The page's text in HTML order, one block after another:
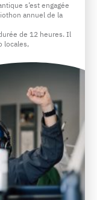
s’est engagée
annuel de la
de 12 heures. Il
locales,